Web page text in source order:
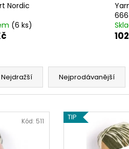
Nordic
(6 ks)
666
Nejdražší Nejprodávanější
Kód: 511 TIP